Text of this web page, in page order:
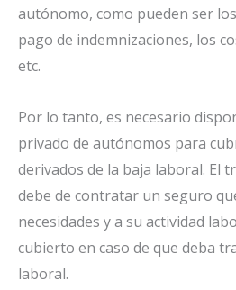
autónomo, como pueden ser
pago de indemnizaciones, los
etc.
Por lo tanto, es necesario
privado de autónomos para
derivados de la baja laboral. El
debe de contratar un seguro
necesidades y a su actividad
cubierto en caso de que deba
laboral.